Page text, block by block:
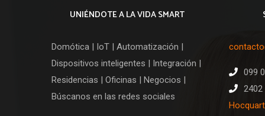
49,00.
44,00.
UNIÉNDOTE A LA VIDA SMART
Domótica | IoT | Automatización |
Dispositivos inteligentes | Integración |
Residencias | Oficinas | Negocios |
Búscanos en las redes sociales
099
2402